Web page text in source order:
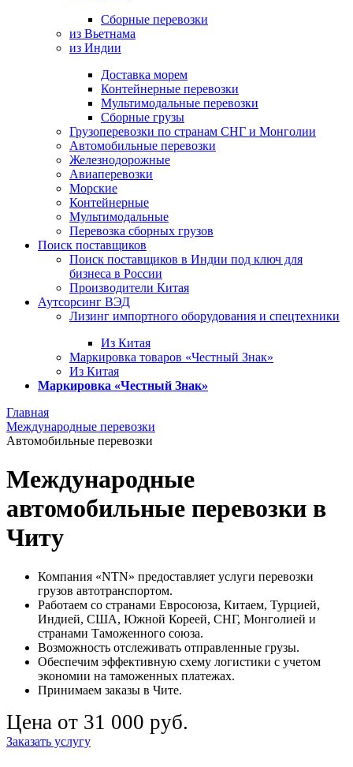
Сборные перевозки
из Вьетнама
из Индии
Доставка морем
Контейнерные перевозки
Мультимодальные перевозки
Сборные грузы
Грузоперевозки по странам СНГ и Монголии
Автомобильные перевозки
Железнодорожные
Авиаперевозки
Морские
Контейнерные
Мультимодальные
Перевозка сборных грузов
Поиск поставщиков
Поиск поставщиков в Индии под ключ для
бизнеса в России
Производители Китая
Аутсорсинг ВЭД
Лизинг импортного оборудования и спецтехники
Из Китая
Маркировка товаров «Честный Знак»
Из Китая
Маркировка «Честный Знак»
Главная
Международные перевозки
Автомобильные перевозки
Международные
автомобильные перевозки в
Читу
Компания «NTN» предоставляет услуги перевозки
грузов автотранспортом.
Работаем со странами Евросоюза, Китаем, Турцией,
Индией, США, Южной Кореей, СНГ, Монголией и
странами Таможенного союза.
Возможность отслеживать отправленные грузы.
Обеспечим эффективную схему логистики с учетом
экономии на таможенных платежах.
Принимаем заказы в Чите.
Цена от 31 000 руб.
Заказать услугу